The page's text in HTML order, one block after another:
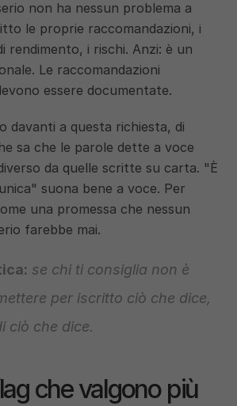
non ha nessun problema a
le proprie raccomandazioni, i
rendimento, i rischi. Anzi: è un
Le raccomandazioni
essere documentate.
davanti a questa richiesta, di
sa che le parole dette a voce
da quelle scritte su carta. "È
suona bene a voce. Per
una promessa che nessun
farebbe mai.
se chi ti consiglia non è
per iscritto ciò che dice,
ciò che dice.
che valgono più